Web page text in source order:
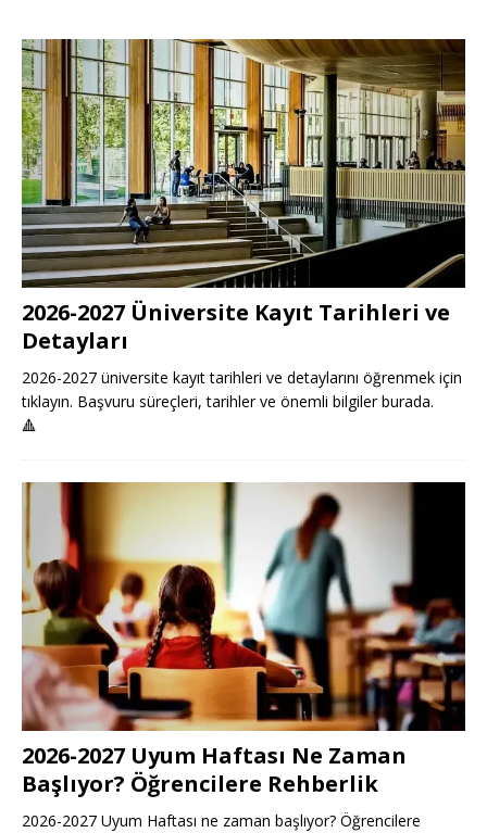
2026-2027 Üniversite Kayıt Tarihleri ve
Detayları
2026-2027 üniversite kayıt tarihleri ve detaylarını öğrenmek için
tıklayın. Başvuru süreçleri, tarihler ve önemli bilgiler burada.
🔺
2026-2027 Uyum Haftası Ne Zaman
Başlıyor? Öğrencilere Rehberlik
2026-2027 Uyum Haftası ne zaman başlıyor? Öğrencilere